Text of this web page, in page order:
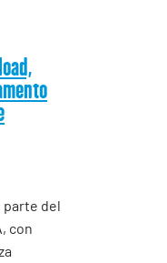
parte del
con